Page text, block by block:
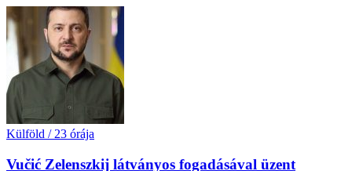
Külföld / 23 órája
Vučić Zelenszkij látványos fogadásával üzent